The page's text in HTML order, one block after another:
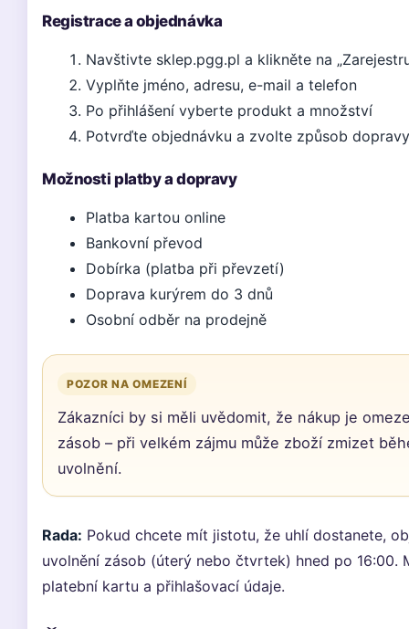
Registrace a objednávka
Navštivte sklep.pgg.pl a klikněte na
Vyplňte jméno, adresu, e-mail a telefon
Po přihlášení vyberte produkt a množství
Potvrďte objednávku a zvolte způsob dopravy
Možnosti platby a dopravy
Platba kartou online
Bankovní převod
Dobírka (platba při převzetí)
Doprava kurýrem do 3 dnů
Osobní odběr na prodejně
POZOR NA OMEZENÍ
Zákazníci by si měli uvědomit, že nákup je
zásob – při velkém zájmu může zboží zmizet
uvolnění.
Rada: Pokud chcete mít jistotu, že uhlí dostanete,
uvolnění zásob (úterý nebo čtvrtek) hned po 16:00.
platební kartu a přihlašovací údaje.